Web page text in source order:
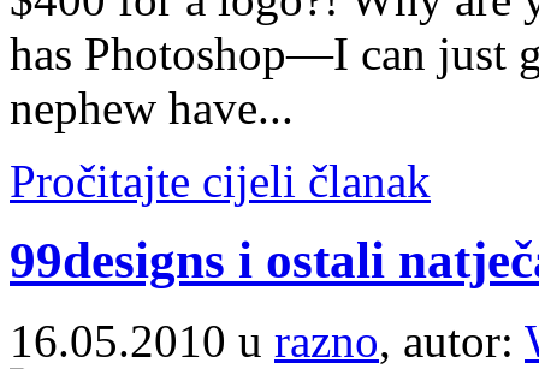
has Photoshop—I can just
nephew have...
Pročitajte cijeli članak
99designs i ostali
16.05.2010 u razno, autor: